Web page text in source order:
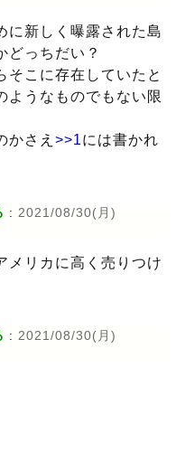
に新しく曝露された島
どっちだい？
そこに存在していたと
ようなものでもない限
かさえ >>1には書かれ
: 2021/08/30(月)
メリカに高く売りつけ
: 2021/08/30(月)